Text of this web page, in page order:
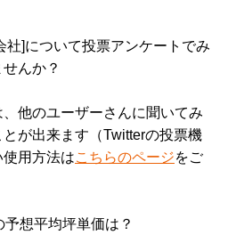
社]について投票アンケートでみ
んか？
他のユーザーさんに聞いてみ
が出来ます（Twitterの投票機
用方法はこちらのページをご
想平均坪単価は？